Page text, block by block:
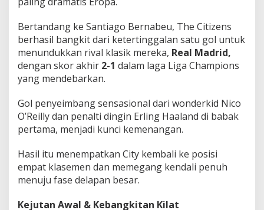
a
R
e
a
l
M
a
r
d
!
Bertandang ke Santiago Bernabeu, The Citizens
berhasil bangkit dari ketertinggalan satu gol untuk
menundukkan rival klasik mereka, Real Madrid,
dengan skor akhir 2-1 dalam laga Liga Champions
yang mendebarkan.
Gol penyeimbang sensasional dari wonderkid Nico
O’Reilly dan penalti dingin Erling Haaland di babak
pertama, menjadi kunci kemenangan.
Hasil itu menempatkan City kembali ke posisi
empat klasemen dan memegang kendali penuh
menuju fase delapan besar.
Kejutan Awal & Kebangkitan Kilat